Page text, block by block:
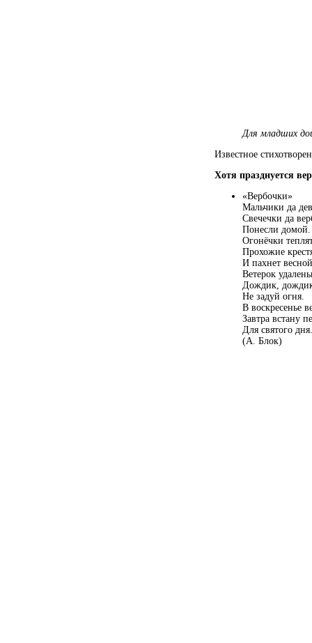
Для младших
Известное
Хотя празднуется
«Вербочки»
Мальчики да
Свечечки да
Понесли домой.
Огонёчки
Прохожие
И пахнет
Ветерок
Дождик,
Не задуй огня.
В воскресенье
Завтра встану
Для святого дня.
(А. Блок)